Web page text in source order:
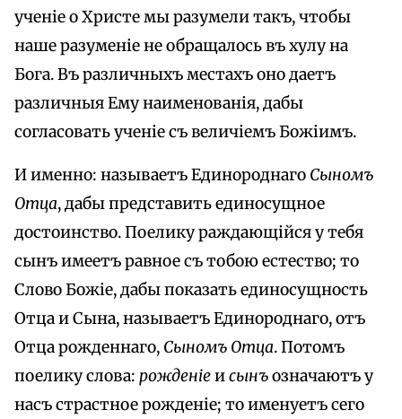
ученіе о Христе мы разумели такъ, чтобы
наше разуменіе не обращалось въ хулу на
Бога. Въ различныхъ местахъ оно даетъ
различныя Ему наименованія, дабы
согласовать ученіе съ величіемъ Божіимъ.
И именно: называетъ Единороднаго Сыномъ
Отца, дабы представить единосущное
достоинство. Поелику раждающійся у тебя
сынъ имеетъ равное съ тобою естество; то
Слово Божіе, дабы показать единосущность
Отца и Сына, называетъ Единороднаго, отъ
Отца рожденнаго, Сыномъ Отца. Потомъ
поелику слова: рожденіеисынъозначаютъ у
насъ страстное рожденіе; то именуетъ сего